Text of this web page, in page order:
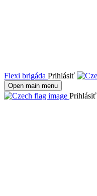
Flexi brigáda Prihlásiť
Open main menu
Prihlásiť